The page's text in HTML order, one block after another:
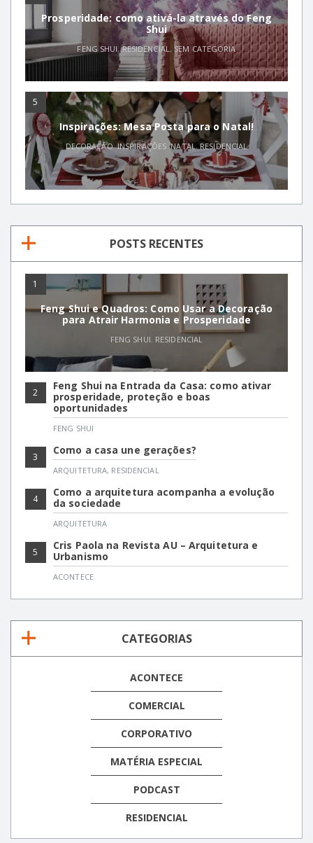
Prosperidade: como ativá-la através do Feng
Shui
FENG SHUI,RESIDENCIAL,SEM CATEGORIA
5
Inspirações: Mesa Posta para o Natal!
DECORAÇÃO,INSPIRAÇÕES ,NATAL,RESIDENCIAL
POSTS RECENTES
1
Feng Shui e Quadros: Como Usar a Decoração
para Atrair Harmonia e Prosperidade
FENG SHUI, RESIDENCIAL
2
Feng Shui na Entrada da Casa: como ativar
prosperidade, proteção e boas
oportunidades
FENG SHUI
3 Como a casa une gerações?
ARQUITETURA, RESIDENCIAL
4
Como a arquitetura acompanha a evolução
da sociedade
ARQUITETURA
5
Cris Paola na Revista AU – Arquitetura e
Urbanismo
ACONTECE
CATEGORIAS
ACONTECE
COMERCIAL
CORPORATIVO
MATÉRIA ESPECIAL
PODCAST
RESIDENCIAL